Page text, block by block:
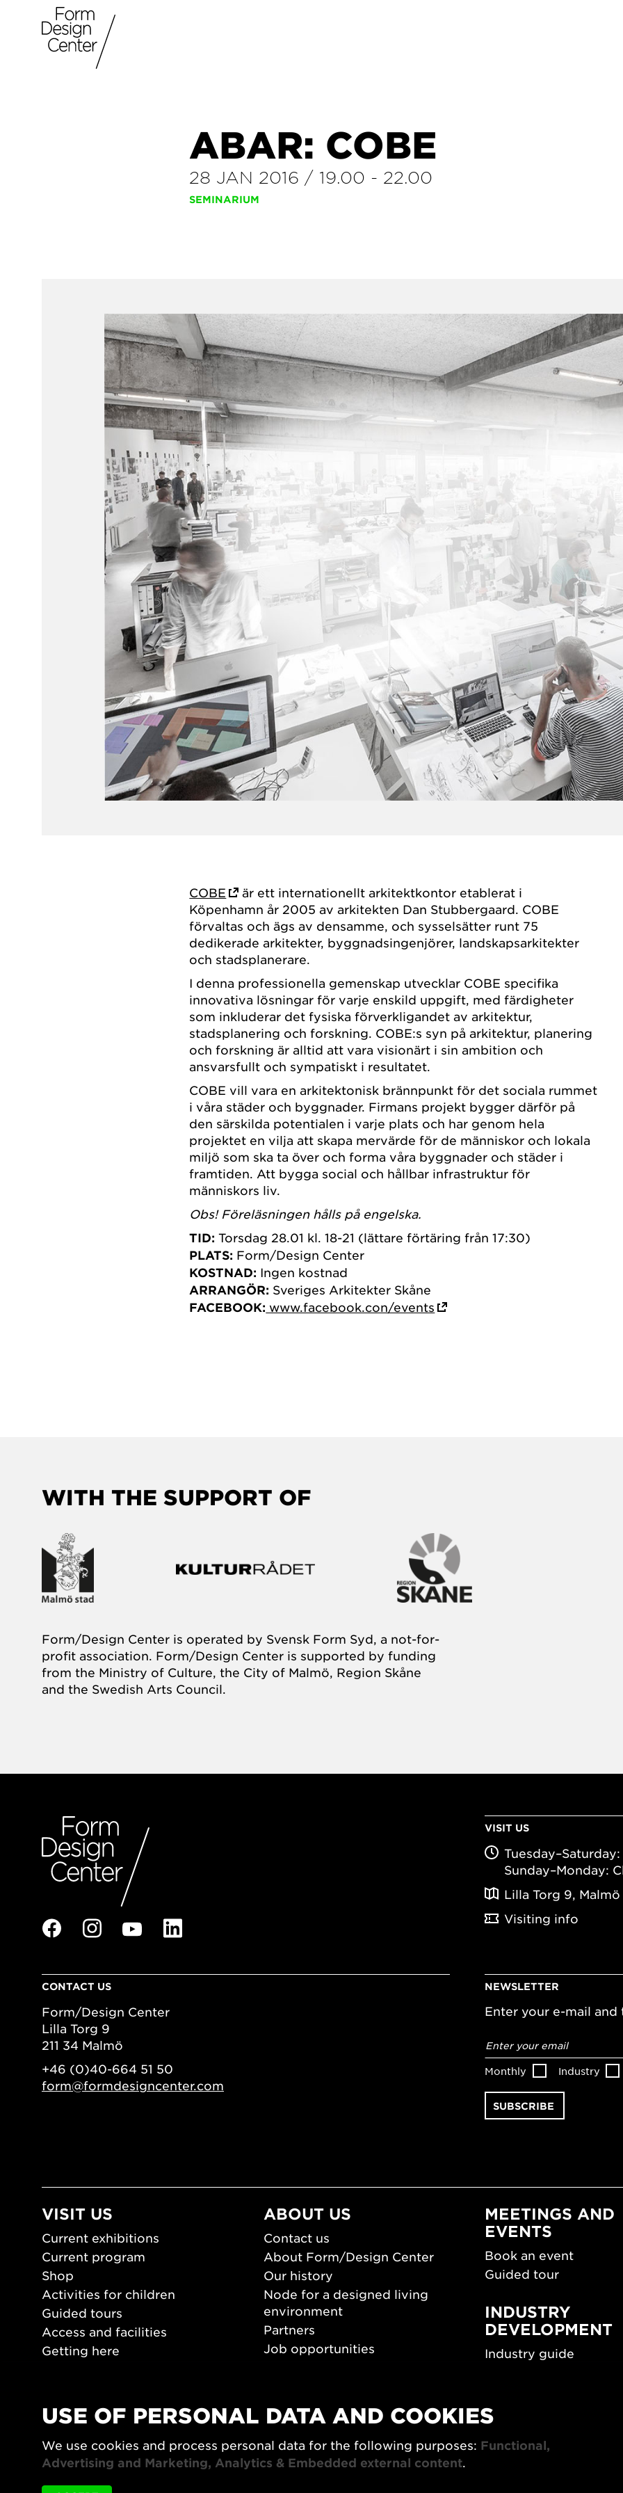
ABAR: COBE
28 JAN 2016 / 19.00 - 22.00
SEMINARIUM
COBE
är ett internationellt arkitektkontor etablerat i
Köpenhamn år 2005 av arkitekten Dan Stubbergaard. COBE
förvaltas och ägs av densamme, och sysselsätter runt 75
dedikerade arkitekter, byggnadsingenjörer, landskapsarkitekter
och stadsplanerare.
I denna professionella gemenskap utvecklar COBE specifika
innovativa lösningar för varje enskild uppgift, med färdigheter
som inkluderar det fysiska förverkligandet av arkitektur,
stadsplanering och forskning. COBE:s syn på arkitektur, planering
och forskning är alltid att vara visionärt i sin ambition och
ansvarsfullt och sympatiskt i resultatet.
COBE vill vara en arkitektonisk brännpunkt för det sociala rummet
i våra städer och byggnader. Firmans projekt bygger därför på
den särskilda potentialen i varje plats och har genom hela
projektet en vilja att skapa mervärde för de människor och lokala
miljö som ska ta över och forma våra byggnader och städer i
framtiden. Att bygga social och hållbar infrastruktur för
människors liv.
Obs! Föreläsningen hålls på engelska.
TID:Torsdag 28.01 kl. 18-21 (lättare förtäring från 17:30)
PLATS: Form/Design Center
KOSTNAD: Ingen kostnad
ARRANGÖR: Sveriges Arkitekter Skåne
FACEBOOK: www.facebook.con/events
WITH THE SUPPORT OF
Form/Design Center is operated by Svensk Form Syd, a not-for-
profit association. Form/Design Center is supported by funding
from the Ministry of Culture, the City of Malmö, Region Skåne
and the Swedish Arts Council.
VISIT US
Tuesday–Saturday:
Sunday–Monday:
Lilla Torg 9, Malmö
Visiting info
CONTACT US
Form/Design Center
Lilla Torg 9
211 34 Malmö
+46 (0)40-664 51 50
form@formdesigncenter.com
NEWSLETTER
Enter your e-mail
address*
Monthly Industry
VISIT US
Current exhibitions
Current program
Shop
Activities for children
Guided tours
Access and facilities
Getting here
ABOUT US
Contact us
About Form/Design Center
Our history
Node for a designed living
environment
Partners
Job opportunities
PLAY
Form/Design Center Play
Video archive
MEETINGS AND
EVENTS
Book an event
Guided tour
INDUSTRY
DEVELOPMENT
Industry guide
Days
SPOK
The Architecture Days
USE OF PERSONAL DATA AND COOKIES
We use cookies and process personal data for the following purposes: Functional,
Advertising and Marketing, Analytics & Embedded external content.